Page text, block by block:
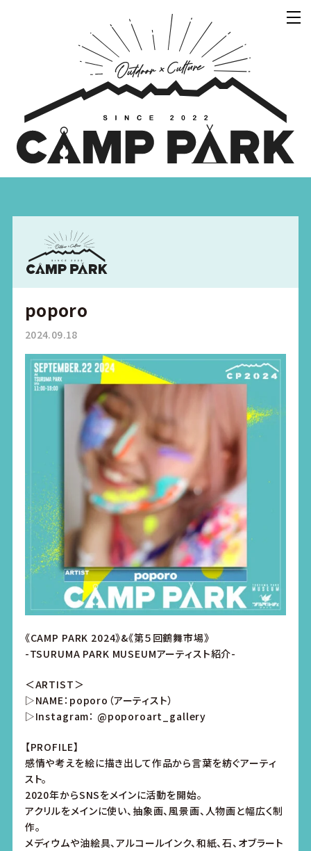
poporo
2024.09.18
《CAMP PARK 2024》&《第５回鶴舞市場》
-TSURUMA PARK MUSEUMアーティスト紹介-
＜ARTIST＞
▷NAME：poporo（アーティスト）
▷Instagram： @poporoart_gallery
【PROFILE】
感情や考えを絵に描き出して作品から言葉を紡ぐアーティ
スト。
2020年からSNSをメインに活動を開始。
アクリルをメインに使い、抽象画、風景画、人物画と幅広く制
作。
メディウムや油絵具、アルコールインク、和紙、石、オブラート